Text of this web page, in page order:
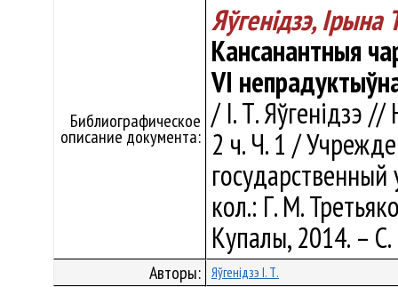
Библиографическое
описание документа:
Яўгенідзэ, Ірына
Кансанантныя
VI
/ І. Т. Яўгенідзэ
2 ч. Ч. 1 /
кол.: Г. М.
Купалы, 2014. –
Авторы: Яўгенідзэ І. Т.